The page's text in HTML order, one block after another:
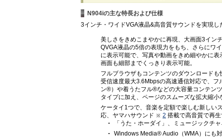
N904iの主な特長および仕様
3インチ・ワイドVGA液晶&高音質サウンドを実現
美しさをきめこまやかに再現、大画面3イン
QVGA液晶の5倍の表現力をもち、さらにワ
に表示可能で、写真や動画をきめ細やかに
画面も細部までくっきり表示可能。
フルブラウザもコンテンツのダウンロード
受信速度最大3.6Mbpsの高速通信対応で、
ン®）や着うたフル®などの大容量コンテン
タイプに加え、ページのスムーズな拡大縮
ケータイ1つで、音楽を定額で楽しむ新しい
応、ヤマハサウンド
2 搭載で高音質で再
「うた・ホーダイ」、ミュージックチ
Windows Media® Audio（WMA）にも